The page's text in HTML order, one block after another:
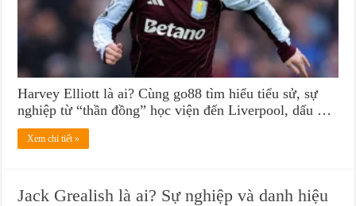
Harvey Elliott là ai? Cùng go88 tìm hiểu tiểu sử, sự
nghiệp từ “thần đồng” học viện đến Liverpool, dấu …
Xem chi tiết »
Jack Grealish là ai? Sự nghiệp và danh hiệu